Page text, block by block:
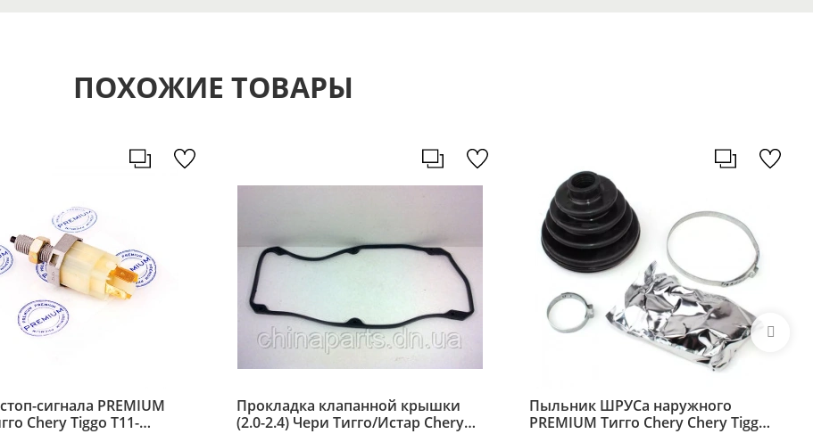
ПОХОЖИЕ ТОВАРЫ
сигнала PREMIUM
Chery Tiggo T11-
Прокладка клапанной крышки
(2.0-2.4) Чери Тигго/Истар Chery
Пыльник ШРУСа наружного
PREMIUM Тигго Chery Chery Tiggo